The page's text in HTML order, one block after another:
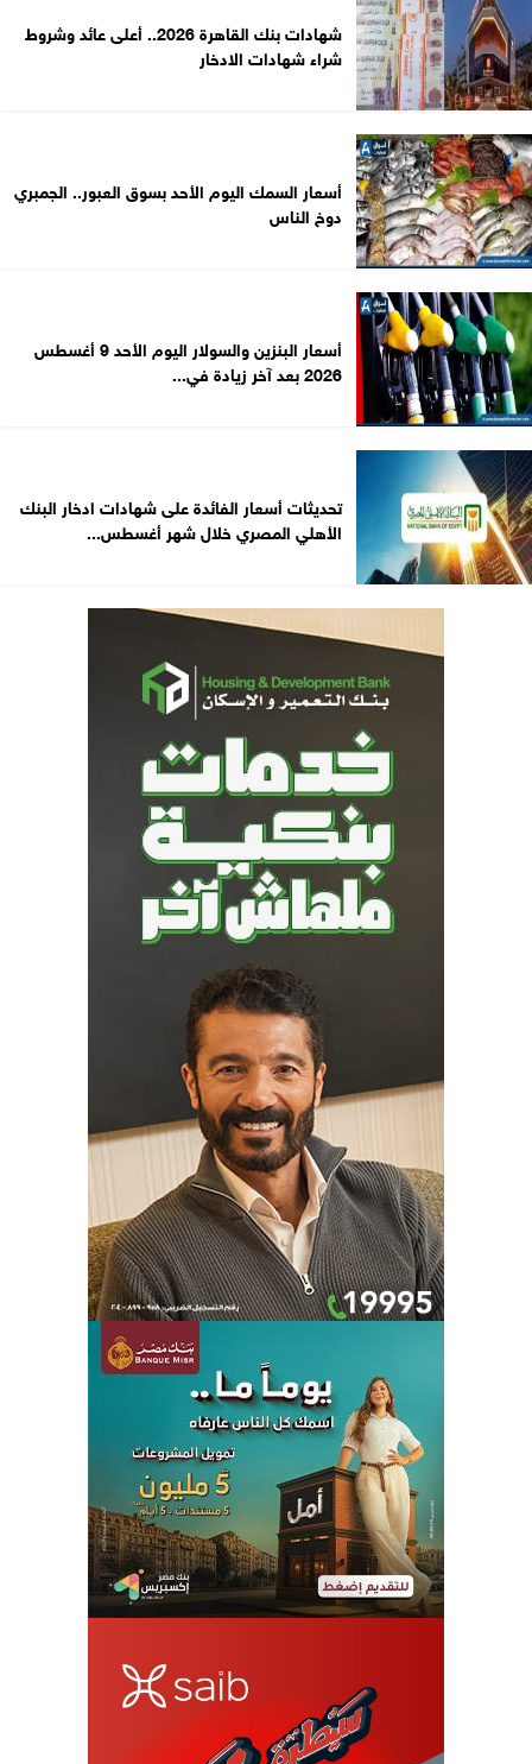
شهادات بنك القاهرة 2026.. أعلى عائد وشروط
شراء شهادات الادخار
أسعار السمك اليوم الأحد بسوق العبور.. الجمبري
دوخ الناس
أسعار البنزين والسولار اليوم الأحد 9 أغسطس
2026 بعد آخر زيادة في...
تحديثات أسعار الفائدة على شهادات ادخار البنك
الأهلي المصري خلال شهر أغسطس...